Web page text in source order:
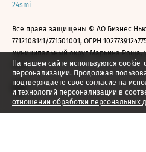
На нашем сайте используются
персонализации. Продолжая
подтверждаете свое согласие на
и технологий персонализации в
отношении обработки персональных
24smi
Все права защищены © АО Бизнес
7712108141/771501001, ОГРН
муниципальный округ Марьина Роща,
2026